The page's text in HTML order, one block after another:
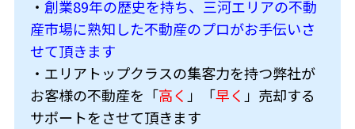
・ 創業89年の歴史を持ち、三河エリアの不動
産市場に熟知した不動産のプロがお手伝いさ
せて頂きます
・エリアトップクラスの集客力を持つ弊社が
お客様の不動産を「高く 」「早く 」売却する
サポートをさせて頂きます